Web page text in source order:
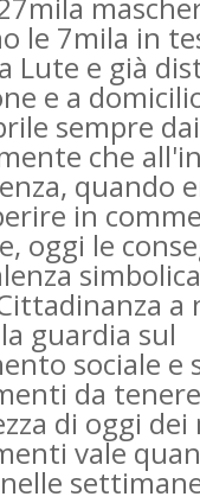
le 7mila in
Lute e già
e a
sempre
che
quando
in
oggi le
a
guardia sul
sociale e
da
di oggi dei
vale